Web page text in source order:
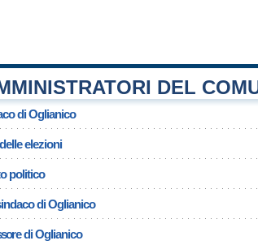
DEL
di Oglianico
elezioni
politico
di Oglianico
di Oglianico